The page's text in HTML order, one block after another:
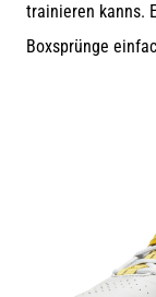
steckt
dahinter?
trainieren kanns.
Boxsprünge